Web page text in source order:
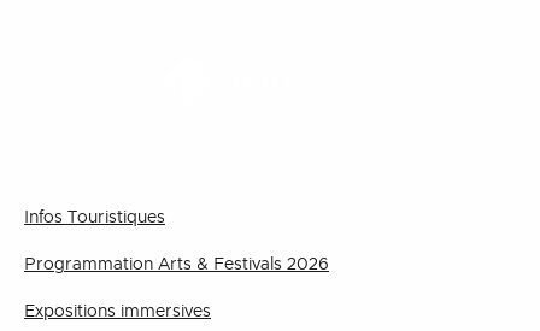
Infos Touristiques
Programmation Arts & Festivals 2026
Expositions immersives